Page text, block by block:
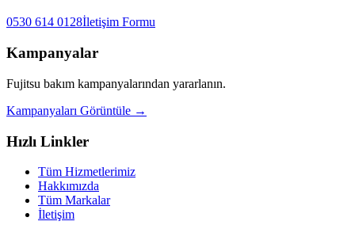
0530 614 0128İletişim Formu
Kampanyalar
Fujitsu bakım kampanyalarından yararlanın.
Kampanyaları Görüntüle →
Hızlı Linkler
Tüm Hizmetlerimiz
Hakkımızda
Tüm Markalar
İletişim